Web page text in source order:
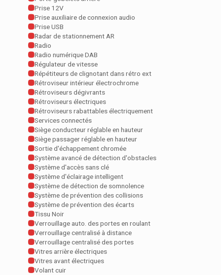
Prise 12V
Prise auxiliaire de connexion audio
Prise USB
Radar de stationnement AR
Radio
Radio numérique DAB
Régulateur de vitesse
Répétiteurs de clignotant dans rétro ext
Rétroviseur intérieur électrochrome
Rétroviseurs dégivrants
Rétroviseurs électriques
Rétroviseurs rabattables électriquement
Services connectés
Siège conducteur réglable en hauteur
Siège passager réglable en hauteur
Sortie d'échappement chromée
Système avancé de détection d'obstacles
Système d'accès sans clé
Système d'éclairage intelligent
Système de détection de somnolence
Système de prévention des collisions
Système de prévention des écarts
Tissu Noir
Verrouillage auto. des portes en roulant
Verrouillage centralisé à distance
Verrouillage centralisé des portes
Vitres arrière électriques
Vitres avant électriques
Volant cuir